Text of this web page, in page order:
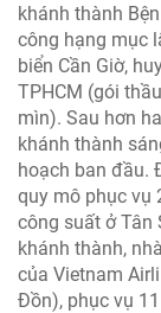
khánh thành
công hạng mục
biển Cần Giờ,
TPHCM (gói
mìn). Sau hơn
khánh thành
hoạch ban đầu.
quy mô phục vụ
công suất ở Tân
khánh thành,
của Vietnam
Đồn), phục vụ